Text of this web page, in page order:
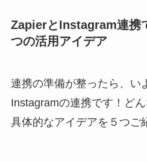
ZapierとInstagram連携
つの活用アイデア
連携の準備が整ったら、い
Instagramの連携です！ど
具体的なアイデアを５つご